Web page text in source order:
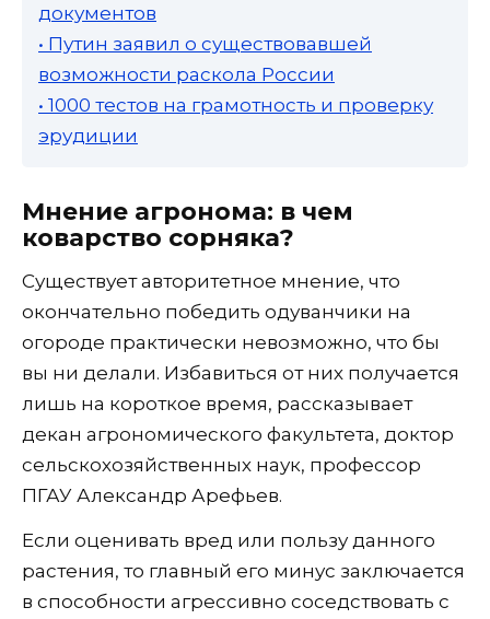
документов
• Путин заявил о существовавшей
возможности раскола России
• 1000 тестов на грамотность и проверку
эрудиции
Мнение агронома: в чем
коварство сорняка?
Существует авторитетное мнение, что
окончательно победить одуванчики на
огороде практически невозможно, что бы
вы ни делали. Избавиться от них получается
лишь на короткое время, рассказывает
декан агрономического факультета, доктор
сельскохозяйственных наук, профессор
ПГАУ Александр Арефьев.
Если оценивать вред или пользу данного
растения, то главный его минус заключается
в способности агрессивно соседствовать с